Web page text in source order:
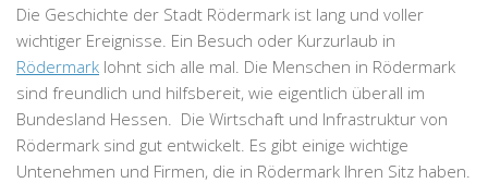
Die Geschichte der Stadt Rödermark ist lang und voller
wichtiger Ereignisse. Ein Besuch oder Kurzurlaub in
Rödermark lohnt sich alle mal. Die Menschen in Rödermark
sind freundlich und hilfsbereit, wie eigentlich überall im
Bundesland Hessen. Die Wirtschaft und Infrastruktur von
Rödermark sind gut entwickelt. Es gibt einige wichtige
Untenehmen und Firmen, die in Rödermark Ihren Sitz haben.